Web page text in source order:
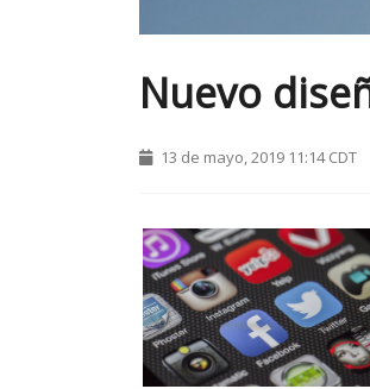
Nuevo
13 de mayo, 2019 11:14 CDT